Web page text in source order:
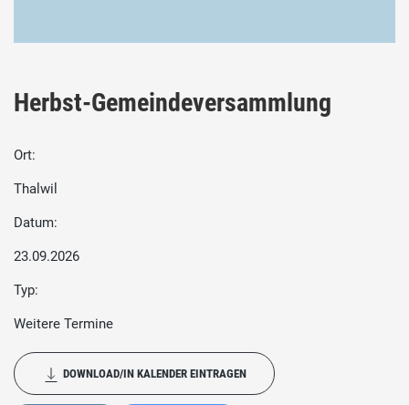
Herbst-Gemeindeversammlung
Ort:
Thalwil
Datum:
23.09.2026
Typ:
Weitere Termine
DOWNLOAD/IN KALENDER EINTRAGEN